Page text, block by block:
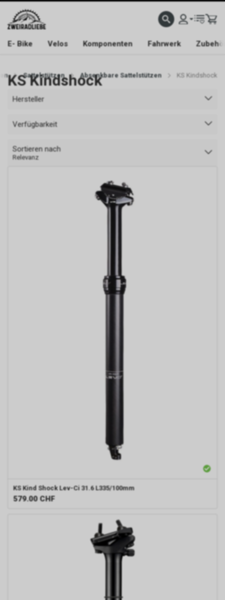
E- Bike Velos Komponenten Fahrwerk
Sattelstützen Absenkbare Sattelstützen KS Kindshock
KS Kindshock
Hersteller
Verfügbarkeit
Sortieren nach
Relevanz
KS Kind Shock Lev-Ci 31.6 L335/100mm
579.00 CHF